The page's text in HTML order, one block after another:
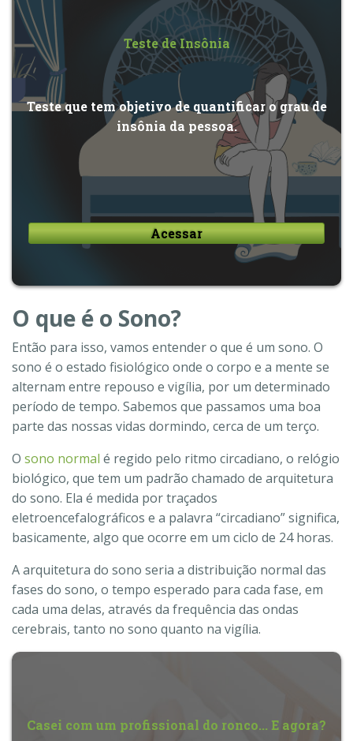
Teste de Insônia
Teste que tem objetivo de quantificar o grau de
insônia da pessoa.
Acessar
O que é o Sono?
Então para isso, vamos entender o que é um sono. O
sono é o estado fisiológico onde o corpo e a mente se
alternam entre repouso e vigília, por um determinado
período de tempo. Sabemos que passamos uma boa
parte das nossas vidas dormindo, cerca de um terço.
O sono normal é regido pelo ritmo circadiano, o relógio
biológico, que tem um padrão chamado de arquitetura
do sono. Ela é medida por traçados
eletroencefalográficos e a palavra “circadiano” significa,
basicamente, algo que ocorre em um ciclo de 24 horas.
A arquitetura do sono seria a distribuição normal das
fases do sono, o tempo esperado para cada fase, em
cada uma delas, através da frequência das ondas
cerebrais, tanto no sono quanto na vigília.
Casei com um profissional do ronco... E agora?